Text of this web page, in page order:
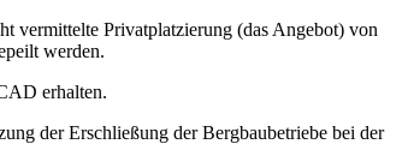
vermittelte Privatplatzierung (das Angebot) von
werden.
erhalten.
der Erschließung der Bergbaubetriebe bei der